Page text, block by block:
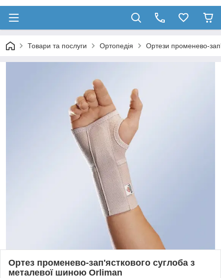
Товари та послуги Ортопедія Ортези променево-
Ортез променево-зап'ясткового суглоба з
металевої шиною Orliman